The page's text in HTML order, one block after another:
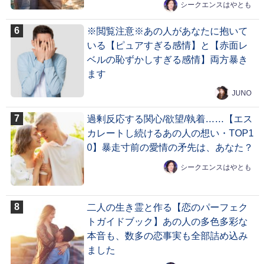
シークエンスはやとも
※閲覧注意※あの人があなたに抱いて
いる【ピュアすぎる感情】と【赤面レ
ベルの恥ずかしすぎる感情】両方暴き
ます
JUNO
過剰反応する関心/欲望/執着……【エス
カレートし続けるあの人の想い・TOP1
0】暴走寸前の愛情の矛先は、あなた？
シークエンスはやとも
二人の生き霊と作る【恋のパーフェク
トガイドブック】あの人の多色多彩な
本音も、数多の恋事実も全部詰め込み
ました